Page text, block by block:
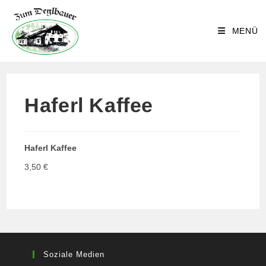
Inhalt
springen
MENÜ
Haferl Kaffee
Haferl Kaffee
3,50 €
Soziale Medien